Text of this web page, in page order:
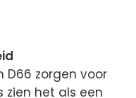
D66 zorgen voor
zien het als een